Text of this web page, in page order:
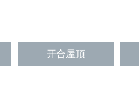
开合屋顶